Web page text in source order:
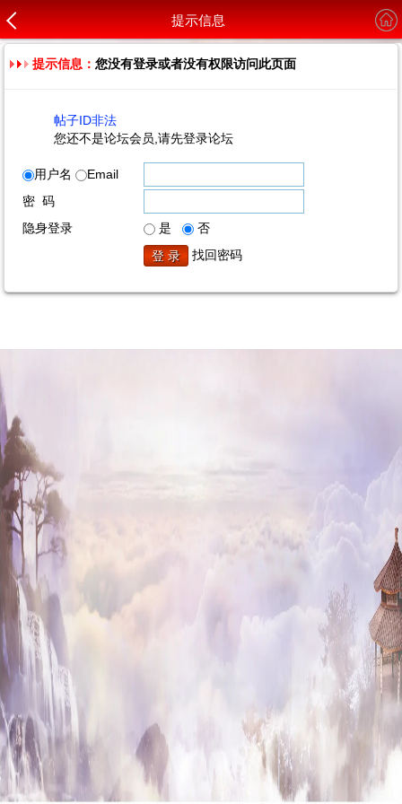
提示信息
提示信息：您没有登录或者没有权限访问此页面
帖子ID非法
您还不是论坛会员,请先登录论坛
用户名
Email
密 码
隐身登录
是
否
找回密码